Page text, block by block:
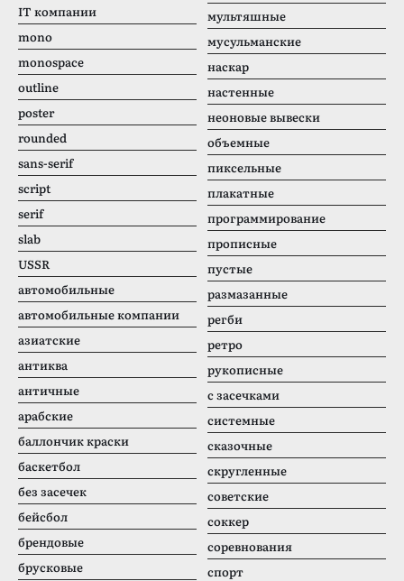
IT компании
mono
monospace
outline
poster
rounded
sans-serif
script
serif
slab
USSR
автомобильные
автомобильные компании
азиатские
антиква
античные
арабские
баллончик краски
баскетбол
без засечек
бейсбол
брендовые
брусковые
мультяшные
мусульманские
наскар
настенные
неоновые вывески
объемные
пиксельные
плакатные
программирование
прописные
пустые
размазанные
регби
ретро
рукописные
с засечками
системные
сказочные
скругленные
советские
соккер
соревнования
спорт